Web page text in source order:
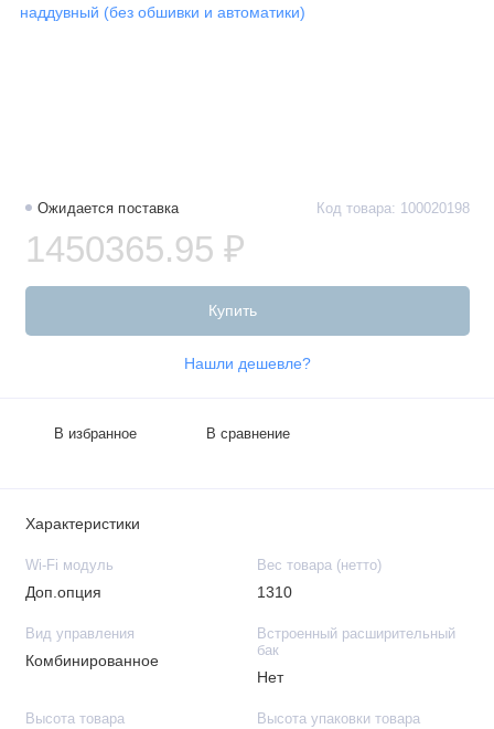
Ожидается поставка Код товара: 100020198
1450365.95 ₽
Купить
Нашли дешевле?
В избранное В сравнение
Характеристики
Wi-Fi модуль
Доп.опция
Вес товара (нетто)
1310
Вид управления
Комбинированное
Встроенный расширительный
бак
Нет
Высота товара Высота упаковки товара